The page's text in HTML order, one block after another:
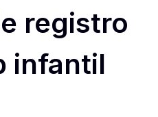
registro
infantil